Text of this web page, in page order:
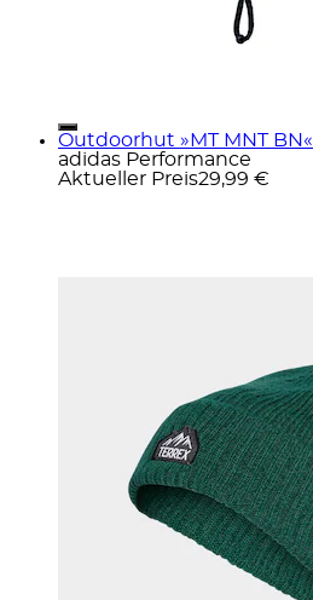
Outdoorhut »MT MNT BN«
adidas Performance
Aktueller Preis29,99 €